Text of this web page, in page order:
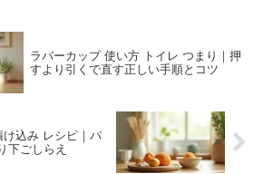
ラバーカップ 使い方 トイレ つまり｜押
すより引くで直す正しい手順とコツ
込み レシピ｜パ
下ごしらえ